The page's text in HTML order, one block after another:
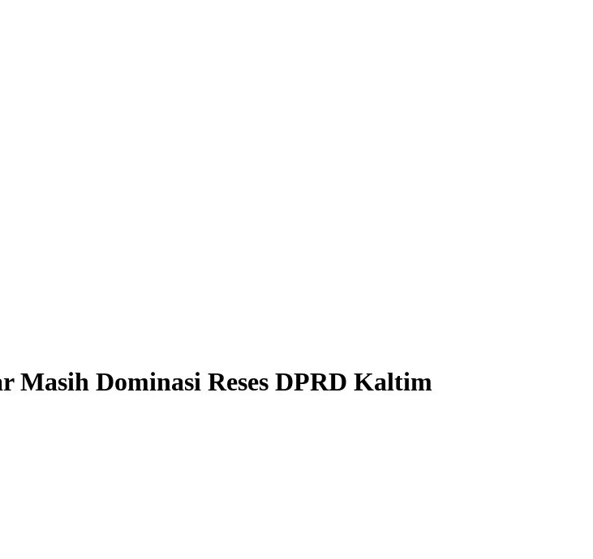
Dominasi Reses DPRD Kaltim